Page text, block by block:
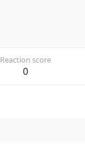
Reaction score
0